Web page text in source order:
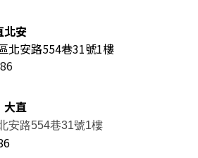
北安
北安路554巷31號1樓
大直
安路554巷31號1樓